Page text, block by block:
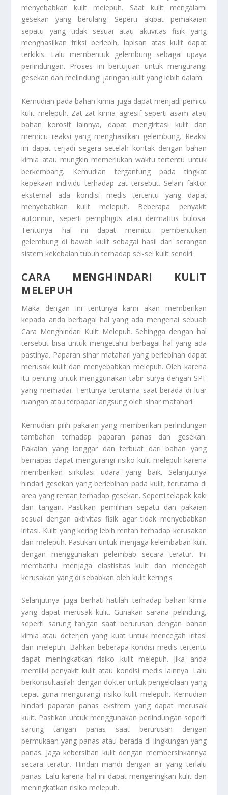
menyebabkan kulit melepuh. Saat kulit mengalami
gesekan yang berulang. Seperti akibat pemakaian
sepatu yang tidak sesuai atau aktivitas fisik yang
menghasilkan friksi berlebih, lapisan atas kulit dapat
terkikis. Lalu membentuk gelembung sebagai upaya
perlindungan. Proses ini bertujuan untuk mengurangi
gesekan dan melindungi jaringan kulit yang lebih dalam.
Kemudian pada bahan kimia juga dapat menjadi pemicu
kulit melepuh. Zat-zat kimia agresif seperti asam atau
bahan korosif lainnya, dapat mengiritasi kulit dan
memicu reaksi yang menghasilkan gelembung. Reaksi
ini dapat terjadi segera setelah kontak dengan bahan
kimia atau mungkin memerlukan waktu tertentu untuk
berkembang. Kemudian tergantung pada tingkat
kepekaan individu terhadap zat tersebut. Selain faktor
eksternal ada kondisi medis tertentu yang dapat
menyebabkan kulit melepuh. Beberapa penyakit
autoimun, seperti pemphigus atau dermatitis bulosa.
Tentunya hal ini dapat memicu pembentukan
gelembung di bawah kulit sebagai hasil dari serangan
sistem kekebalan tubuh terhadap sel-sel kulit sendiri.
CARA MENGHINDARI KULIT
MELEPUH
Maka dengan ini tentunya kami akan memberikan
kepada anda berbagai hal yang ada mengenai sebuah
Cara Menghindari Kulit Melepuh. Sehingga dengan hal
tersebut bisa untuk mengetahui berbagai hal yang ada
pastinya. Paparan sinar matahari yang berlebihan dapat
merusak kulit dan menyebabkan melepuh. Oleh karena
itu penting untuk menggunakan tabir surya dengan SPF
yang memadai. Tentunya terutama saat berada di luar
ruangan atau terpapar langsung oleh sinar matahari.
Kemudian pilih pakaian yang memberikan perlindungan
tambahan terhadap paparan panas dan gesekan.
Pakaian yang longgar dan terbuat dari bahan yang
bernapas dapat mengurangi risiko kulit melepuh karena
memberikan sirkulasi udara yang baik. Selanjutnya
hindari gesekan yang berlebihan pada kulit, terutama di
area yang rentan terhadap gesekan. Seperti telapak kaki
dan tangan. Pastikan pemilihan sepatu dan pakaian
sesuai dengan aktivitas fisik agar tidak menyebabkan
iritasi. Kulit yang kering lebih rentan terhadap kerusakan
dan melepuh. Pastikan untuk menjaga kelembaban kulit
dengan menggunakan pelembab secara teratur. Ini
membantu menjaga elastisitas kulit dan mencegah
kerusakan yang di sebabkan oleh kulit kering.s
Selanjutnya juga berhati-hatilah terhadap bahan kimia
yang dapat merusak kulit. Gunakan sarana pelindung,
seperti sarung tangan saat berurusan dengan bahan
kimia atau deterjen yang kuat untuk mencegah iritasi
dan melepuh. Bahkan beberapa kondisi medis tertentu
dapat meningkatkan risiko kulit melepuh. Jika anda
memiliki penyakit kulit atau kondisi medis lainnya. Lalu
berkonsultasilah dengan dokter untuk pengelolaan yang
tepat guna mengurangi risiko kulit melepuh. Kemudian
hindari paparan panas ekstrem yang dapat merusak
kulit. Pastikan untuk menggunakan perlindungan seperti
sarung tangan panas saat berurusan dengan
permukaan yang panas atau berada di lingkungan yang
panas. Jaga kebersihan kulit dengan membersihkannya
secara teratur. Hindari mandi dengan air yang terlalu
panas. Lalu karena hal ini dapat mengeringkan kulit dan
meningkatkan risiko melepuh.